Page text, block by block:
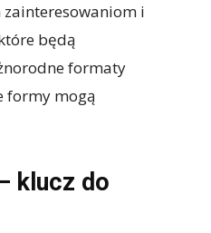
i
będą
formaty
formy mogą
klucz do